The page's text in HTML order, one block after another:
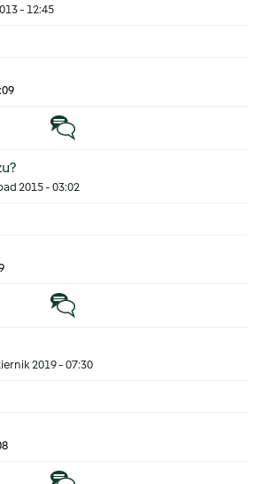
- 12:45
Temat zwyczajny
2015 - 03:02
Temat zwyczajny
2019 - 07:30
Temat zwyczajny